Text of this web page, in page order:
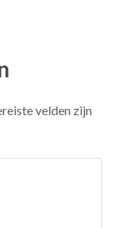
velden zijn